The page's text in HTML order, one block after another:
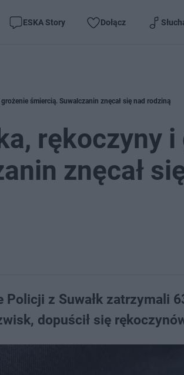
ESKA Story Dołącz
śmiercią. Suwalczanin znęcał się nad rodziną
rękoczyny
znęcał
Policji z Suwałk zatrzymali
dopuścił się